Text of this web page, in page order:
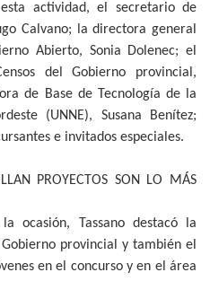
actividad, el secretario de
Calvano; la directora general
Abierto, Sonia Dolenec; el
del Gobierno provincial,
de Base de Tecnología de la
(UNNE), Susana Benítez;
e invitados especiales.
PROYECTOS SON LO MÁS
ocasión, Tassano destacó la
provincial y también el
en el concurso y en el área